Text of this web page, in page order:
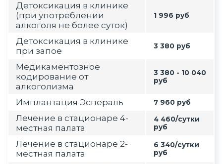
Детоксикация в клинике
(при употреблении
алкоголя не более суток)
1 996 руб
Детоксикация в клинике
при запое
3 380 руб
Медикаментозное
кодирование от
алкоголизма
3 380 - 10 040
руб
Имплантация Эспераль 7 960 руб
Лечение в стационаре 4-
местная палата
4 460/сутки
руб
Лечение в стационаре 2-
местная палата
6 340/сутки
руб